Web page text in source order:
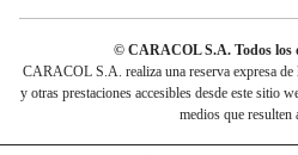
© CARACOL S.A. Todos los
CARACOL S.A. realiza una reserva expresa de
y otras prestaciones accesibles desde este sitio
medios que resulten